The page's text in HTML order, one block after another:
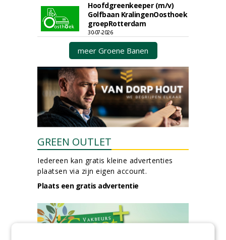
Hoofdgreenkeeper (m/v)
Golfbaan KralingenOosthoek
groepRotterdam
30-07-2026
meer Groene Banen
GREEN OUTLET
Iedereen kan gratis kleine advertenties
plaatsen via zijn eigen account.
Plaats een gratis advertentie